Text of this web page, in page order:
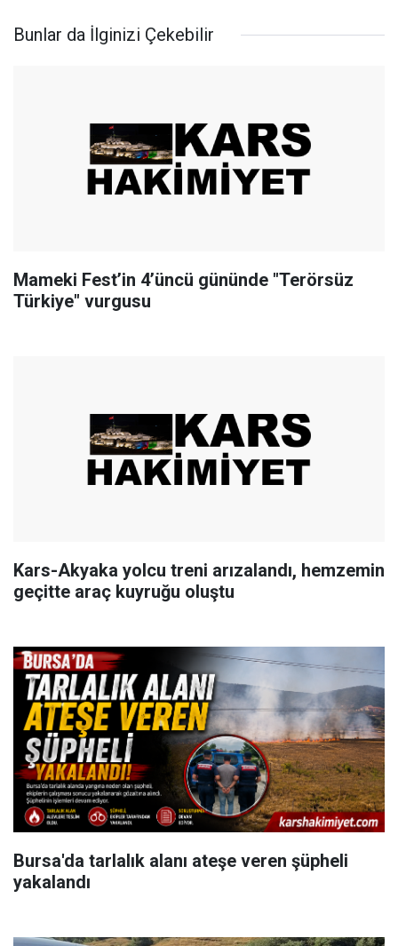
Bunlar da İlginizi Çekebilir
Mameki Fest’in 4’üncü gününde "Terörsüz
Türkiye" vurgusu
Kars-Akyaka yolcu treni arızalandı, hemzemin
geçitte araç kuyruğu oluştu
Bursa'da tarlalık alanı ateşe veren şüpheli
yakalandı